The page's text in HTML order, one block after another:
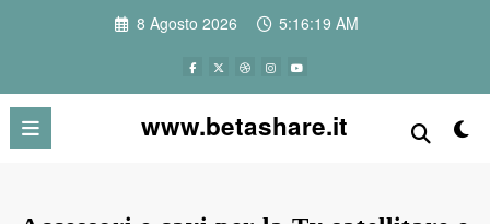
8 Agosto 2026 5:16:19 AM
www.betashare.it